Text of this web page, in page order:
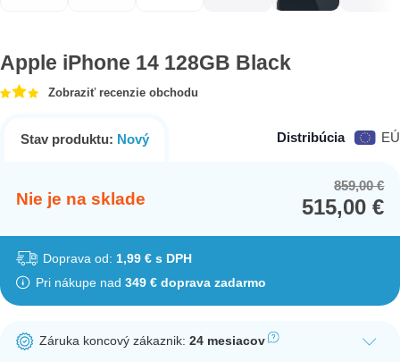
Apple iPhone 14 128GB Black
Zobraziť recenzie obchodu
Stav produktu: Nový Distribúcia EÚ
Nie je na sklade
859,00€
515,00€
Doprava od: 1,99 € s DPH
Pri nákupe nad 349 € doprava zadarmo
Záruka koncový zákaznik:24 mesiacov